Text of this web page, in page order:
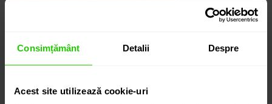
Consimțământ Detalii Despre
Acest site utilizează cookie-uri